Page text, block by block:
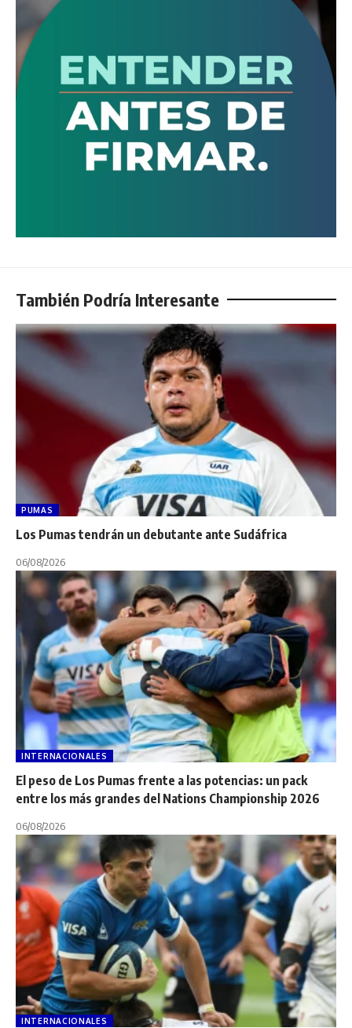
También Podría Interesante
PUMAS
Los Pumas tendrán un debutante ante Sudáfrica
06/08/2026
INTERNACIONALES
El peso de Los Pumas frente a las potencias: un pack
entre los más grandes del Nations Championship 2026
06/08/2026
INTERNACIONALES